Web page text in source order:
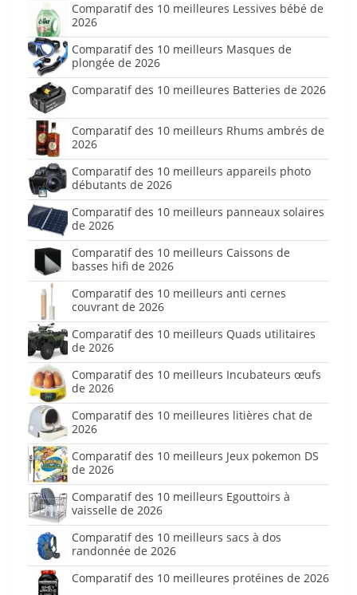
Comparatif des 10 meilleures Lessives bébé de
2026
Comparatif des 10 meilleurs Masques de
plongée de 2026
Comparatif des 10 meilleures Batteries de 2026
Comparatif des 10 meilleurs Rhums ambrés de
2026
Comparatif des 10 meilleurs appareils photo
débutants de 2026
Comparatif des 10 meilleurs panneaux solaires
de 2026
Comparatif des 10 meilleurs Caissons de
basses hifi de 2026
Comparatif des 10 meilleurs anti cernes
couvrant de 2026
Comparatif des 10 meilleurs Quads utilitaires
de 2026
Comparatif des 10 meilleurs Incubateurs œufs
de 2026
Comparatif des 10 meilleures litières chat de
2026
Comparatif des 10 meilleurs Jeux pokemon DS
de 2026
Comparatif des 10 meilleurs Egouttoirs à
vaisselle de 2026
Comparatif des 10 meilleurs sacs à dos
randonnée de 2026
Comparatif des 10 meilleures protéines de 2026